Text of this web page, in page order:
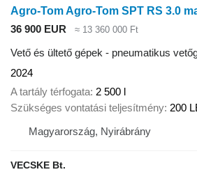
36 900 EUR ≈ 13 360 000 Ft
Vető és ültető gépek - pneumatikus
2024
A tartály térfogata 2 500 l
Szükséges vontatási teljesítmény 200
Magyarország, Nyirábrány
VECSKE Bt.